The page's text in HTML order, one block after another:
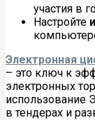
участия в
Настройте
Электронная
– это ключ к
электронных
использование
в тендерах и